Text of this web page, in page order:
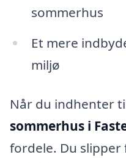
sommerhus
Et mere
miljø
Når du indhenter
sommerhus i
fordele. Du